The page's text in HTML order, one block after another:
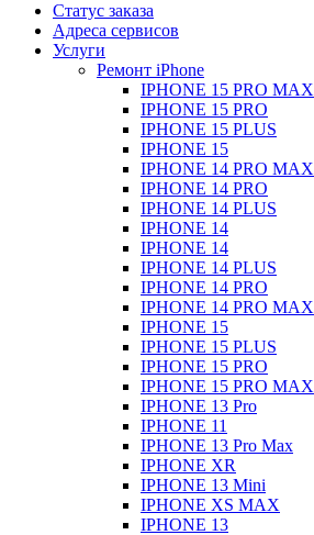
Статус заказа
Адреса сервисов
Услуги
Ремонт iPhone
IPHONE 15 PRO MAX
IPHONE 15 PRO
IPHONE 15 PLUS
IPHONE 15
IPHONE 14 PRO MAX
IPHONE 14 PRO
IPHONE 14 PLUS
IPHONE 14
IPHONE 14
IPHONE 14 PLUS
IPHONE 14 PRO
IPHONE 14 PRO MAX
IPHONE 15
IPHONE 15 PLUS
IPHONE 15 PRO
IPHONE 15 PRO MAX
IPHONE 13 Pro
IPHONE 11
IPHONE 13 Pro Max
IPHONE XR
IPHONE 13 Mini
IPHONE XS MAX
IPHONE 13